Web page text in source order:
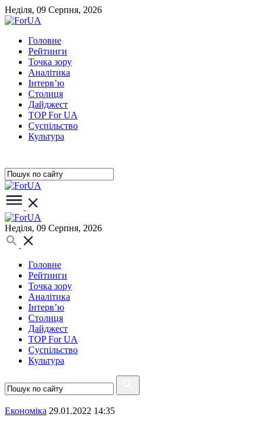
Неділя, 09 Серпня, 2026
Головне
Рейтинги
Точка зору
Аналітика
Інтерв’ю
Столиця
Дайджест
TOP For UA
Суспiльство
Культура
Неділя, 09 Серпня, 2026
Головне
Рейтинги
Точка зору
Аналітика
Інтерв’ю
Столиця
Дайджест
TOP For UA
Суспiльство
Культура
Економіка 29.01.2022 14:35